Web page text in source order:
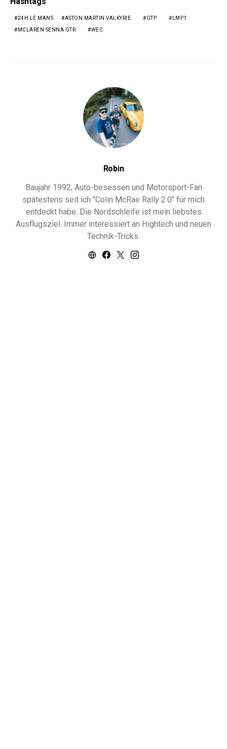
24H LE MANS ASTON MARTIN VALKYRIE GTP LMP1
MCLAREN SENNA GTR WEC
Robin
Baujahr 1992, Auto-besessen und Motorsport-Fan
spätestens seit ich "Colin McRae Rally 2.0" für mich
entdeckt habe. Die Nordschleife ist mein liebstes
Ausflugsziel. Immer interessiert an Hightech und neuen
Technik-Tricks.